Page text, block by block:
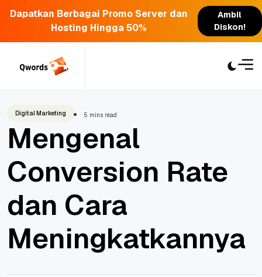
Dapatkan Berbagai Promo Server dan
Hosting Hingga 50%
Ambil
Diskon!
Digital Marketing 5 mins read
Mengenal
Conversion Rate
dan Cara
Meningkatkannya